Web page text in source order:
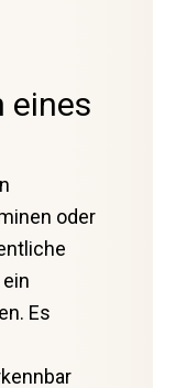
eines
oder
Es